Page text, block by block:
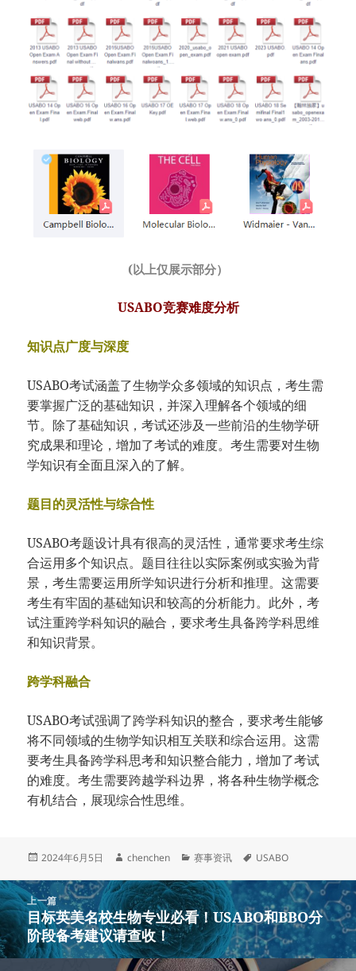
(以上仅展示部分）
USABO竞赛难度分析
知识点广度与深度
USABO考试涵盖了生物学众多领域的知识点，考生需
要掌握广泛的基础知识，并深入理解各个领域的细
节。除了基础知识，考试还涉及一些前沿的生物学研
究成果和理论，增加了考试的难度。考生需要对生物
学知识有全面且深入的了解。
题目的灵活性与综合性
USABO考题设计具有很高的灵活性，通常要求考生综
合运用多个知识点。题目往往以实际案例或实验为背
景，考生需要运用所学知识进行分析和推理。这需要
考生有牢固的基础知识和较高的分析能力。此外，考
试注重跨学科知识的融合，要求考生具备跨学科思维
和知识背景。
跨学科融合
USABO考试强调了跨学科知识的整合，要求考生能够
将不同领域的生物学知识相互关联和综合运用。这需
要考生具备跨学科思考和知识整合能力，增加了考试
的难度。考生需要跨越学科边界，将各种生物学概念
有机结合，展现综合性思维。
发
于
2024年6月5日
作
chenchen
分
赛事资讯
标
USABO
文
章
航
上一篇
上
篇
文
目标英美名校生物专业必看！USABO和BBO分
阶段备考建议请查收！